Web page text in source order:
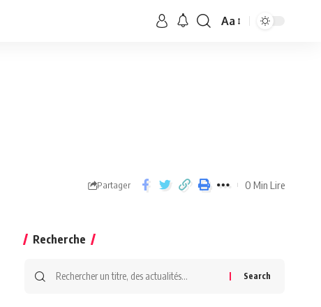
Aa
Partager 0 Min Lire
Recherche